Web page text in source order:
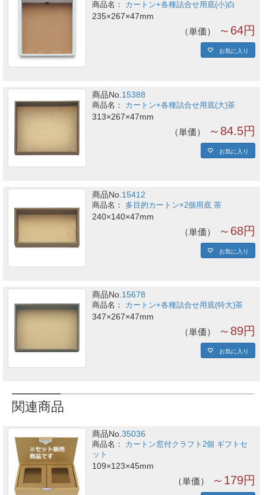
カートン+各種詰合せ用底(小)白
235×267×47mm
単価 ～64円
お気に入り
商品No. 15388
カートン+各種詰合せ用底(大)茶
313×267×47mm
単価 ～84.5円
お気に入り
商品No. 15412
多目的カートン×2個用底 茶
240×140×47mm
単価 ～68円
お気に入り
商品No.15678
カートン+各種詰合せ用底(特大)茶
347×267×47mm
単価 ～89円
お気に入り
関連商品
商品No.35036
カートン窓付クラフト2個 ギフトセ
ット
109×123×45mm
単価 ～179円